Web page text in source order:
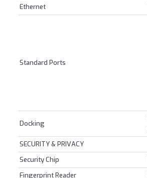
Ethernet
Standard Ports
Docking
SECURITY & PRIVACY
Security Chip
Fingerprint Reader